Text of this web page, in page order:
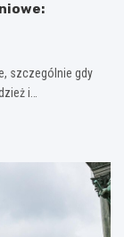
szczególnie gdy
i…